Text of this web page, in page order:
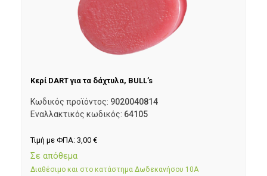
Κερί DART για τα δάχτυλα, BULL’s
Κωδικός προϊόντος: 9020040814
Εναλλακτικός κωδικός: 64105
Τιμή με ΦΠΑ: 3,00 €
Σε απόθεμα
Διαθέσιμο και στο κατάστημα Δωδεκανήσου 10Α